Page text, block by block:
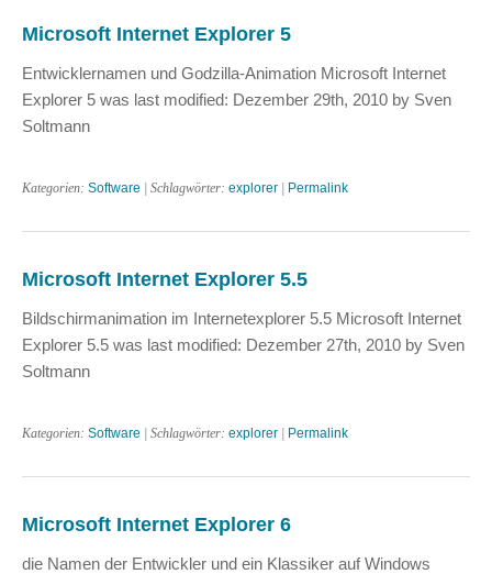
Microsoft Internet Explorer 5
Entwicklernamen und Godzilla-Animation Microsoft Internet
Explorer 5 was last modified: Dezember 29th, 2010 by Sven
Soltmann
Kategorien: Software | Schlagwörter: explorer Permalink
Microsoft Internet Explorer 5.5
Bildschirmanimation im Internetexplorer 5.5 Microsoft Internet
Explorer 5.5 was last modified: Dezember 27th, 2010 by Sven
Soltmann
Kategorien: Software | Schlagwörter: explorer Permalink
Microsoft Internet Explorer 6
die Namen der Entwickler und ein Klassiker auf Windows